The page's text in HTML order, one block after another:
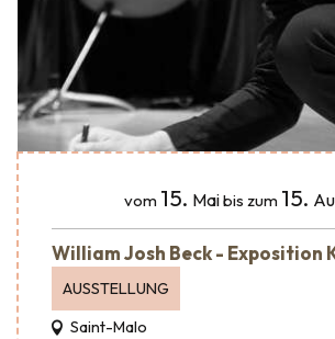
vom 15. Maibis zum 15.
William Josh Beck - Exposition
AUSSTELLUNG
Saint-Malo